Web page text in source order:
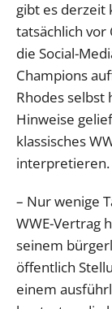
gibt es derzeit
tatsächlich vor
die Social-
Champions
Rhodes selbst
Hinweise
klassisches
interpretieren.
– Nur wenige
WWE-Vertrag
seinem
öffentlich
einem